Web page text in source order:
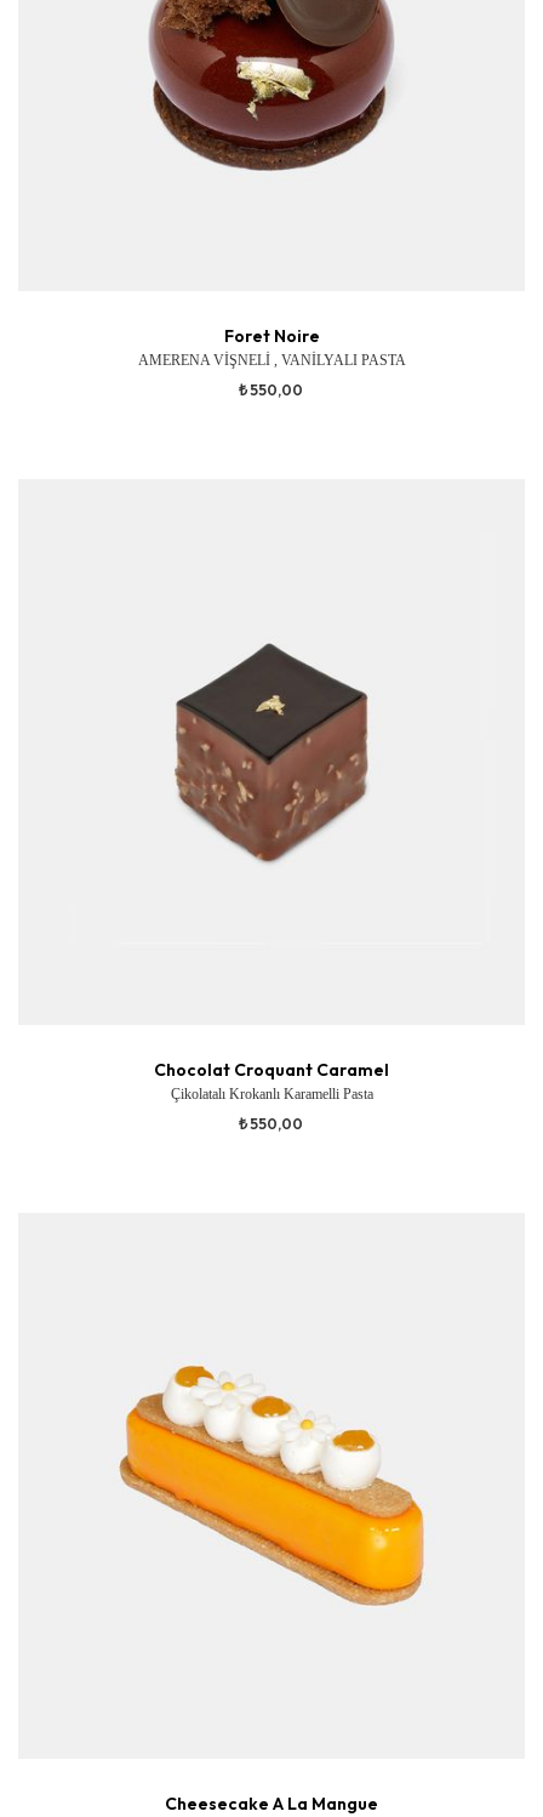
Foret Noire
AMERENA VİŞNELİ , VANİLYALI PASTA
₺ 550,00
Chocolat Croquant Caramel
Çikolatalı Krokanlı Karamelli Pasta
₺ 550,00
Cheesecake A La Mangue